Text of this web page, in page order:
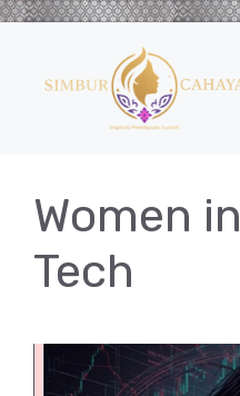
Langsung
Women in
Tech